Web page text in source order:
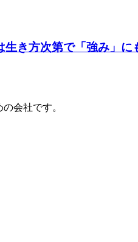
方次第で「強み」に
会社です。